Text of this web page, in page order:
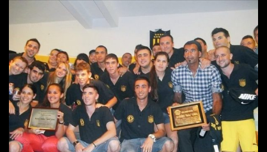
FUTSAL FUTSAL FEMENINO
ACTUALIDAD OTROS DEPORTES